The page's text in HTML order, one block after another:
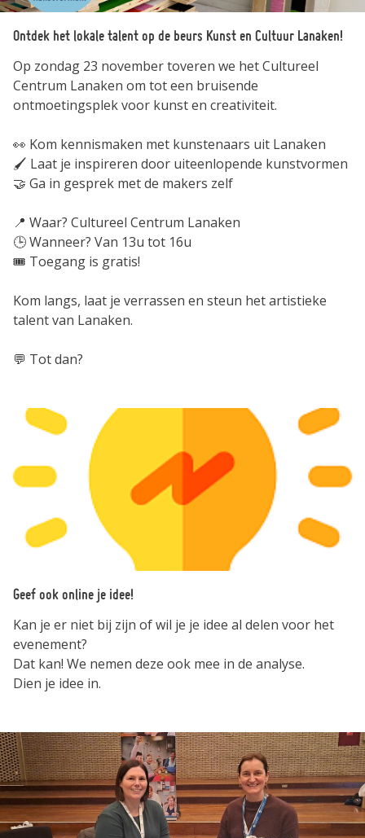
Ontdek het lokale talent op de beurs Kunst en Cultuur Lanaken!
Op zondag 23 november toveren we het Cultureel
Centrum Lanaken om tot een bruisende
ontmoetingsplek voor kunst en creativiteit.
👀 Kom kennismaken met kunstenaars uit Lanaken
🖌️ Laat je inspireren door uiteenlopende kunstvormen
🤝 Ga in gesprek met de makers zelf
📍 Waar? Cultureel Centrum Lanaken
🕒 Wanneer? Van 13u tot 16u
🎟️ Toegang is gratis!
Kom langs, laat je verrassen en steun het artistieke
talent van Lanaken.
💬 Tot dan?
Geef ook online je idee!
Kan je er niet bij zijn of wil je je idee al delen voor het
evenement?
Dat kan! We nemen deze ook mee in de analyse.
Dien je idee in.